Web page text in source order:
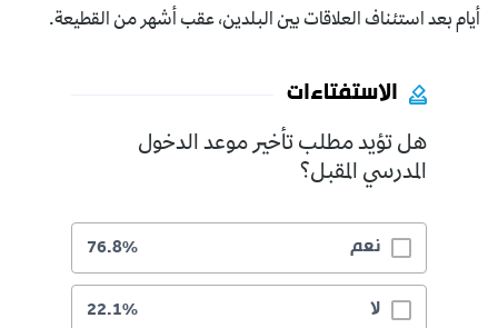
أيام بعد استئناف العلاقات بين البلدين، عقب أشهر من القطيعة.
الاستفتاءات
هل تؤيد مطلب تأخير موعد الدخول
المدرسي المقبل؟
نعم 76.8%
لا 22.1%